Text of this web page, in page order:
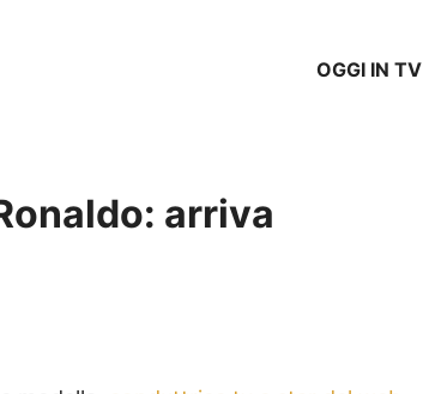
OGGI IN TV
arriva